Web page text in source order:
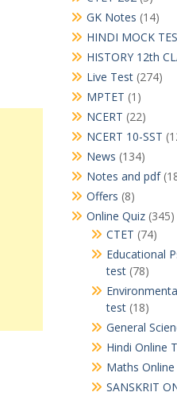
GK Notes (14)
HINDI MOCK
HISTORY 12th
Live Test(274)
MPTET (1)
NCERT (22)
NCERT 10-SST
News (134)
Notes and pdf
Offers (8)
Online Quiz(345)
CTET (74)
Educational
test(78)
test(18)
General
Hindi Online
Maths Online
SANSKRIT